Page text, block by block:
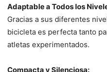
Adaptable a Todos los
Gracias a sus diferentes
bicicleta es perfecta tanto
atletas experimentados.
Compacta y Silenciosa: